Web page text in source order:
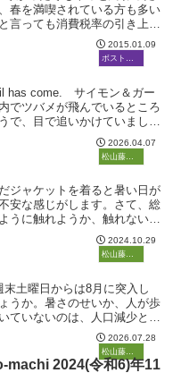
春を満喫されている方も多い
っても消費税率の引き上げ
、バブル時を彷彿...2015.01.09
ボストーク
has come. サイモン＆ガー
でツバメが飛んでいるところ
で、目で追いかけていまし
2026.04.07
ボストーク松山藤原塾
ジャケットを着ると暑い日が
安な感じがします。さて、総
うに触れようか、触れないわ
の夜になってしまい...2024.10.29
ボストーク松山藤原塾
土曜日からは8月に突入し
うか。暑さのせいか、人が歩
ていないのは、人口減少とい
会ほど便利ではなく...2026.07.28
ボストーク
松山藤原塾
machi 2024(令和6)年11